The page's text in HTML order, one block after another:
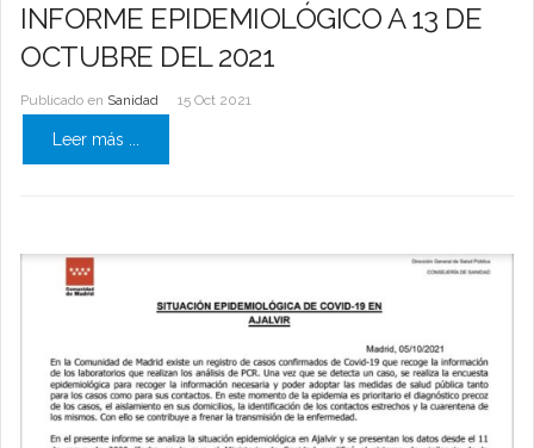
INFORME EPIDEMIOLÓGICO A 13 DE
OCTUBRE DEL 2021
Publicado en Sanidad 15 Oct 2021
Leer más ...